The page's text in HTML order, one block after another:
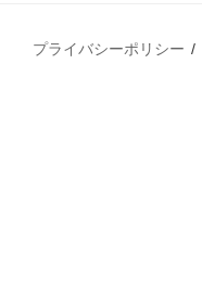
プライバシーポリシー